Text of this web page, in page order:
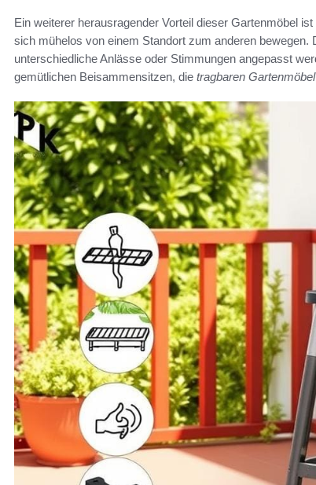
Ein weiterer herausragender Vorteil dieser Gartenmöbel ist
sich mühelos von einem Standort zum anderen bewegen.
unterschiedliche Anlässe oder Stimmungen angepasst
gemütlichen Beisammensitzen, die tragbaren Gartenmöbel